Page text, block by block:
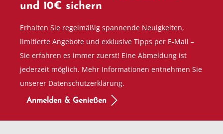
und 10€ sichern
Erhalten Sie regelmäßig spannende Neuigkeiten,
limitierte Angebote und exklusive Tipps per E-Mail –
Sie erfahren es immer zuerst! Eine Abmeldung ist
jederzeit möglich. Mehr Informationen entnehmen Sie
unserer Datenschutzerklärung.
Anmelden & Genießen